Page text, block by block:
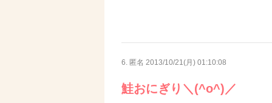
6. 匿名 2013/10/21(月) 01:10:08
鮭おにぎり＼(^o^)／